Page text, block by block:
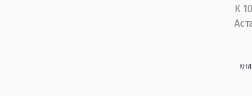
К